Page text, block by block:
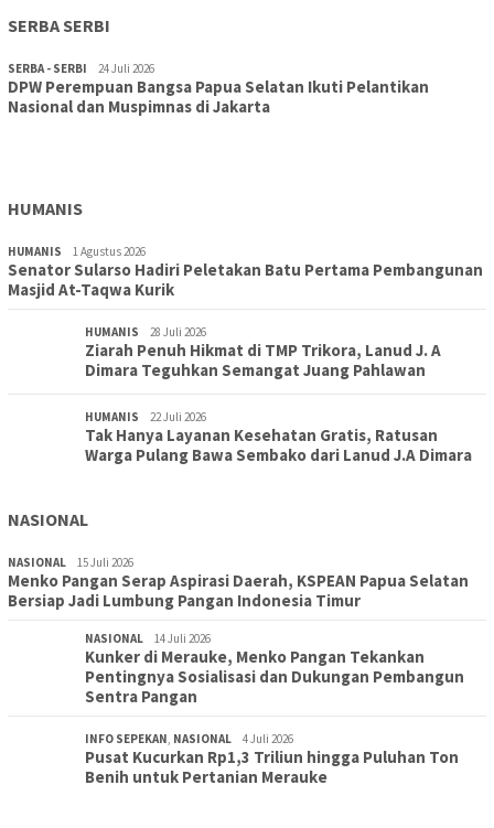
SERBA SERBI
SERBA - SERBI 24 Juli 2026
DPW Perempuan Bangsa Papua Selatan Ikuti Pelantikan
Nasional dan Muspimnas di Jakarta
TOPIK 30 Juli 2026
Wujudkan Sekolah Adiwiyata:SD Inpres Polder Merauke
HUMANIS
HUMANIS 1 Agustus 2026
Senator Sularso Hadiri Peletakan Batu Pertama Pembangunan
Masjid At-Taqwa Kurik
HUMANIS 28 Juli 2026
Ziarah Penuh Hikmat di TMP Trikora, Lanud J. A
Dimara Teguhkan Semangat Juang Pahlawan
HUMANIS 22 Juli 2026
Tak Hanya Layanan Kesehatan Gratis, Ratusan
Warga Pulang Bawa Sembako dari Lanud J.A Dimara
NASIONAL
NASIONAL 15 Juli 2026
Menko Pangan Serap Aspirasi Daerah, KSPEAN Papua Selatan
Bersiap Jadi Lumbung Pangan Indonesia Timur
NASIONAL 14 Juli 2026
Kunker di Merauke, Menko Pangan Tekankan
Pentingnya Sosialisasi dan Dukungan Pembangun
Sentra Pangan
INFO SEPEKAN, NASIONAL 4 Juli 2026
Pusat Kucurkan Rp1,3 Triliun hingga Puluhan Ton
Benih untuk Pertanian Merauke